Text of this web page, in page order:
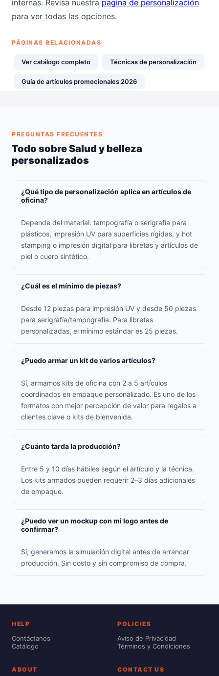
internas. Revisa nuestra página de personalización
para ver todas las opciones.
PÁGINAS RELACIONADAS
Ver catálogo completo Técnicas de personalización
Guía de artículos promocionales 2026
PREGUNTAS FRECUENTES
Todo sobre Salud y belleza
personalizados
¿Qué tipo de personalización aplica en artículos de
oficina?
Depende del material: tampografía o serigrafía para
plásticos, impresión UV para superficies rígidas, y hot
stamping o impresión digital para libretas y artículos de
piel o cuero sintético.
¿Cuál es el mínimo de piezas?
Desde 12 piezas para impresión UV y desde 50 piezas
para serigrafía/tampografía. Para libretas
personalizadas, el mínimo estándar es 25 piezas.
¿Puedo armar un kit de varios artículos?
Sí, armamos kits de oficina con 2 a 5 artículos
coordinados en empaque personalizado. Es uno de los
formatos con mejor percepción de valor para regalos a
clientes clave o kits de bienvenida.
¿Cuánto tarda la producción?
Entre 5 y 10 días hábiles según el artículo y la técnica.
Los kits armados pueden requerir 2–3 días adicionales
de empaque.
¿Puedo ver un mockup con mi logo antes de
confirmar?
Sí, generamos la simulación digital antes de arrancar
producción. Sin costo y sin compromiso de compra.
HELP
Contáctanos
Catálogo
POLICIES
Aviso de Privacidad
Términos y Condiciones
ABOUT CONTACT US